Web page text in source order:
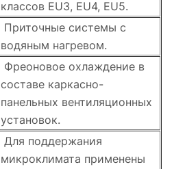
классов EU3, EU4, EU5.
Приточные системы с
водяным нагревом.
Фреоновое охлаждение в
составе каркасно-
панельных вентиляционных
установок.
Для поддержания
микроклимата применены